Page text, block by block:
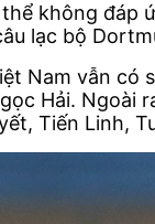
không đáp
lạc bộ
Nam vẫn có
Hải. Ngoài
Tiến Linh,